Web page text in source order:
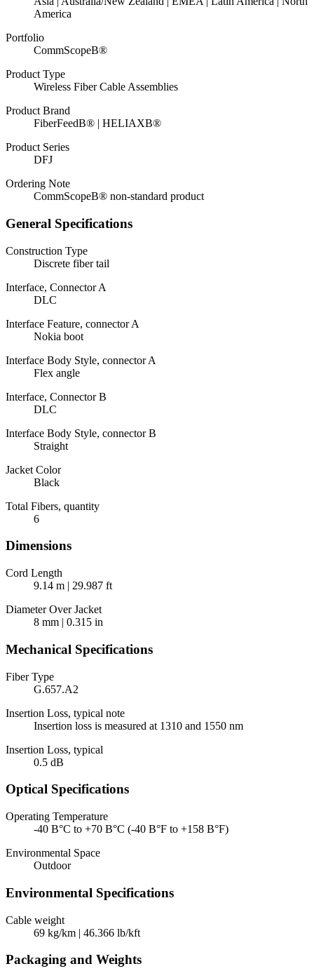
America
Portfolio
CommScopeВ®
Product Type
Wireless Fiber Cable Assemblies
Product Brand
FiberFeedВ® | HELIAXВ®
Product Series
DFJ
Ordering Note
CommScopeВ® non-standard product
General Specifications
Construction Type
Discrete fiber tail
Interface, Connector A
DLC
Interface Feature, connector A
Nokia boot
Interface Body Style, connector A
Flex angle
Interface, Connector B
DLC
Interface Body Style, connector B
Straight
Jacket Color
Black
Total Fibers, quantity
6
Dimensions
Cord Length
9.14 m | 29.987 ft
Diameter Over Jacket
8 mm | 0.315 in
Mechanical Specifications
Fiber Type
G.657.A2
Insertion Loss, typical note
Insertion loss is measured at 1310 and 1550 nm
Insertion Loss, typical
0.5 dB
Optical Specifications
Operating Temperature
-40 В°C to +70 В°C (-40 В°F to +158 В°F)
Environmental Space
Outdoor
Environmental Specifications
Cable weight
69 kg/km | 46.366 lb/kft
Packaging and Weights